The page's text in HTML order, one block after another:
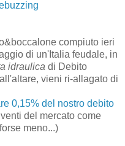
compiuto ieri
di un'Italia feudale, in
idraulica di Debito
vieni ri-allagato di
0,15% del nostro debito
del mercato come
meno...)